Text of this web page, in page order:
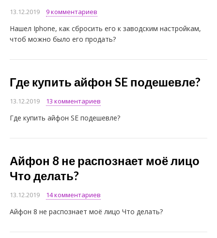
13.12.2019 9 комментариев
Нашел Iphone, как сбросить его к заводским настройкам,
чтоб можно было его продать?
Где купить айфон SE подешевле?
13.12.2019 13 комментариев
Где купить айфон SE подешевле?
Айфон 8 не распознает моё лицо
Что делать?
13.12.2019 14 комментариев
Айфон 8 не распознает моё лицо Что делать?